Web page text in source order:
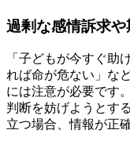
過剰な感情訴求
「子どもが今すぐ助
れば命が危ない」な
には注意が必要です
判断を妨げようとす
立つ場合、情報が正